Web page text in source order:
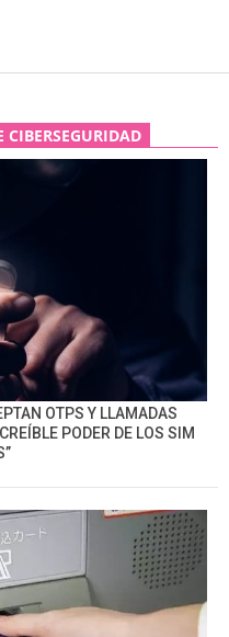
OTPS Y LLAMADAS
PODER DE LOS SIM